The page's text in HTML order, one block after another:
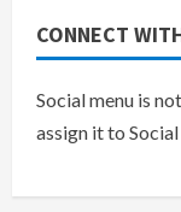
CONNECT
Social menu is
assign it to